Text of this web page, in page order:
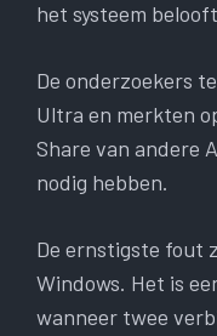
het systeem
De onderzoekers
Ultra en merkten
Share van andere
nodig hebben.
De ernstigste fout
Windows. Het is
wanneer twee